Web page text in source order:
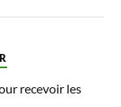
recevoir les